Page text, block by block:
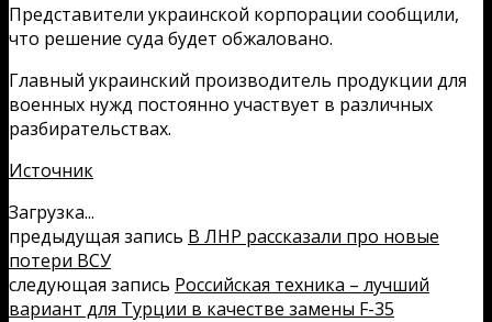
Представители украинской корпорации сообщили,
что решение суда будет обжаловано.
Главный украинский производитель продукции для
военных нужд постоянно участвует в различных
разбирательствах.
Источник
Загрузка...
предыдущая запись В ЛНР рассказали про новые
потери ВСУ
следующая запись Российская техника – лучший
вариант для Турции в качестве замены F-35